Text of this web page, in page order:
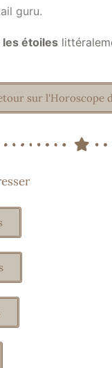
guru.
étoiles
sur l'Horoscope